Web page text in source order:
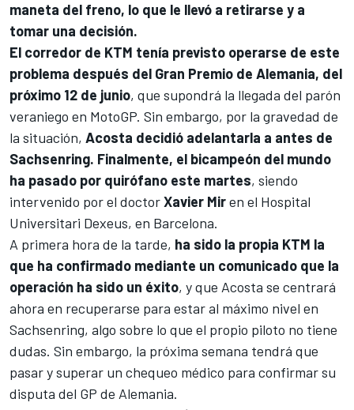
maneta del freno, lo que le llevó a retirarse y a
tomar una decisión.
El corredor de KTM tenía previsto operarse de este
problema después del Gran Premio de Alemania, del
próximo 12 de junio, que supondrá la llegada del parón
veraniego en MotoGP. Sin embargo, por la gravedad de
la situación, Acosta decidió adelantarla a antes de
Sachsenring. Finalmente, el bicampeón del mundo
ha pasado por quirófano este martes, siendo
intervenido por el doctorXavier Miren el Hospital
Universitari Dexeus, en Barcelona.
A primera hora de la tarde, ha sido la propia KTM la
que ha confirmado mediante un comunicado que la
operación ha sido un éxito, y que Acosta se centrará
ahora en recuperarse para estar al máximo nivel en
Sachsenring, algo sobre lo que el propio piloto no tiene
dudas. Sin embargo, la próxima semana tendrá que
pasar y superar un chequeo médico para confirmar su
disputa del GP de Alemania.